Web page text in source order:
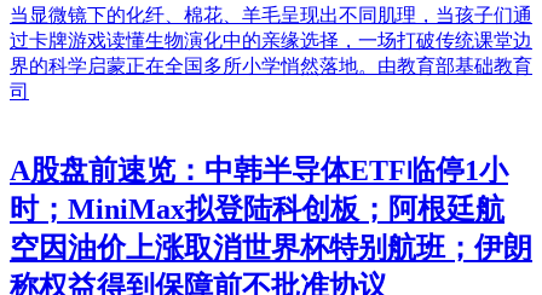
当显微镜下的化纤、棉花、羊毛呈现出不同肌理，当孩子们通
过卡牌游戏读懂生物演化中的亲缘选择，一场打破传统课堂边
界的科学启蒙正在全国多所小学悄然落地。由教育部基础教育
司
A股盘前速览：中韩半导体ETF临停1小
时；MiniMax拟登陆科创板；阿根廷航
空因油价上涨取消世界杯特别航班；伊朗
称权益得到保障前不批准协议